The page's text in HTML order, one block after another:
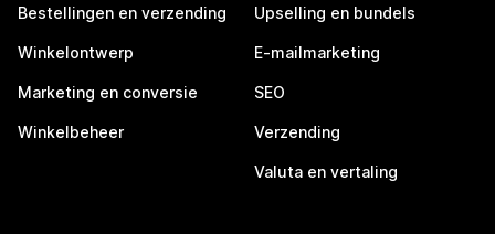
Bestellingen en verzending
Winkelontwerp
Marketing en conversie
Winkelbeheer
Upselling en bundels
E-mailmarketing
SEO
Verzending
Valuta en vertaling